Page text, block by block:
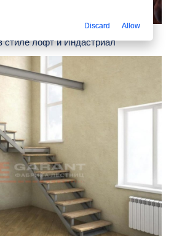
стиле лофт и Индастриал
Discard Allow